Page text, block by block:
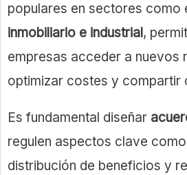
populares en sectores como
inmobiliario e industrial,
empresas acceder a nuevos
optimizar costes y compartir
Es fundamental diseñar
regulen aspectos clave
distribución de beneficios y